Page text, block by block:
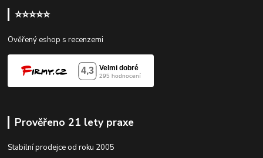
⭐⭐⭐⭐⭐
Ověřený eshop s recenzemi
Prověřeno 21 lety praxe
Stabilní prodejce od roku 2005